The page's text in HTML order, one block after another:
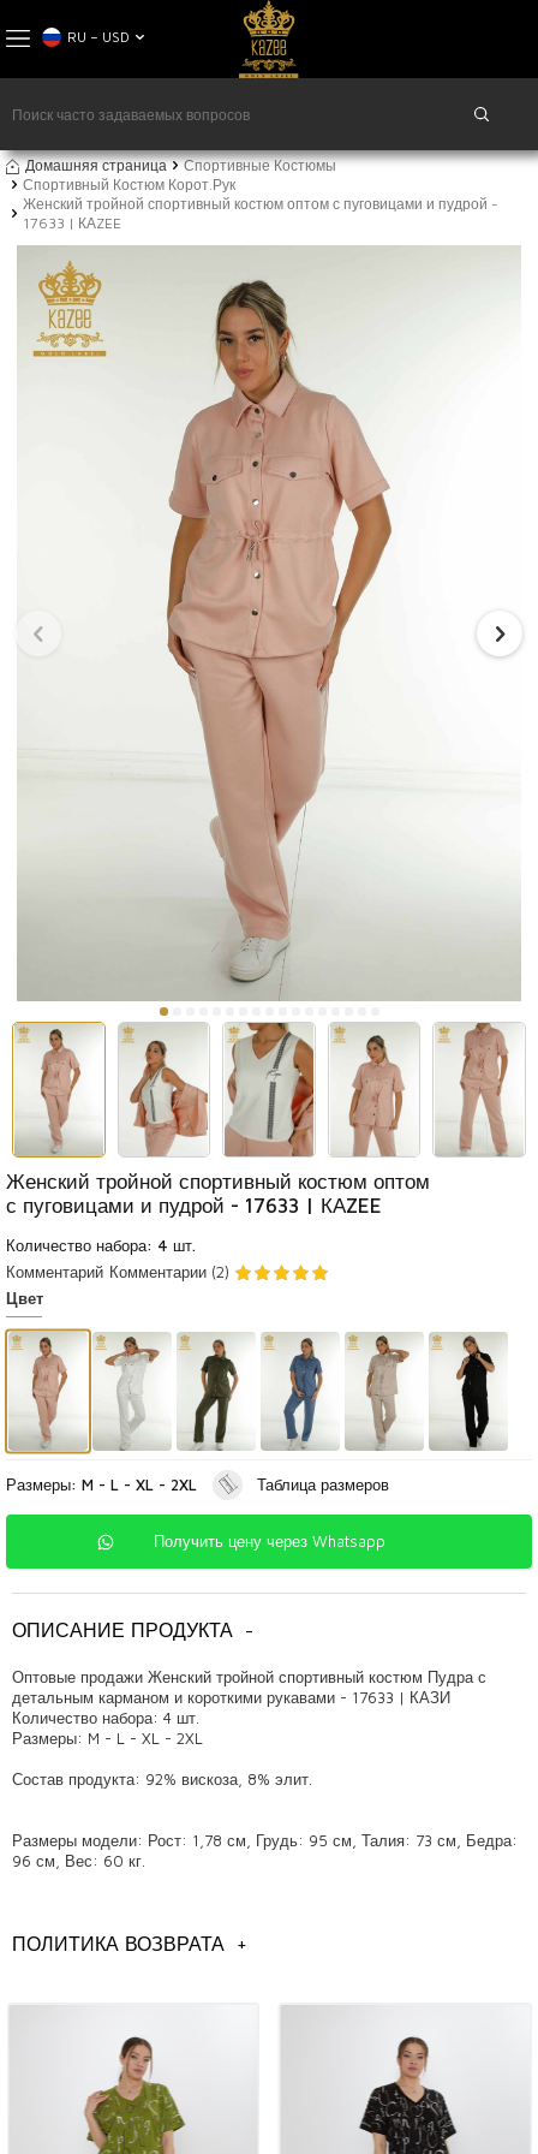
RU − USD
Домашняя страница
Спортивные Костюмы
Спортивный Костюм Корот.Рук
Женский тройной спортивный костюм оптом с пуговицами и пудрой -
17633 | КАZEE
Женский тройной спортивный костюм оптом
с пуговицами и пудрой - 17633 | КАZEE
Количество набора: 4 шт.
Комментарий Комментарии (2)
Цвет
Размеры: M - L - XL - 2XL Таблица размеров
Получить цену через Whatsapp
ОПИСАНИЕ ПРОДУКТА -
Оптовые продажи Женский тройной спортивный костюм Пудра с
детальным карманом и короткими рукавами - 17633 | КАЗИ
Количество набора: 4 шт.
Размеры: M - L - XL - 2XL
Состав продукта: 92% вискоза, 8% элит.
Размеры модели: Рост: 1,78 см, Грудь: 95 см, Талия: 73 см, Бедра:
96 см, Вес: 60 кг.
Оптовые продажи моделей женских спортивных костюмов,
Оптовые продажи моделей женских спортивных костюмов,
Вы можете связаться с нами, чтобы получить подробную
ПОЛИТИКА ВОЗВРАТА +